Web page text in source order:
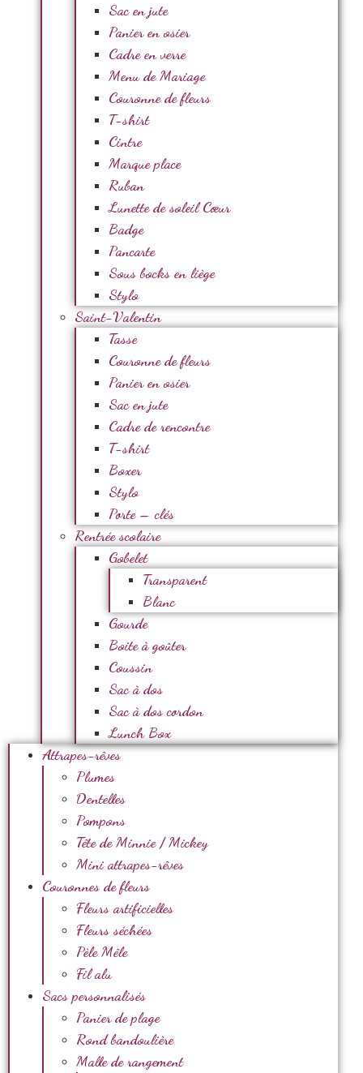
Sac en jute
Panier en osier
Cadre en verre
Menu de Mariage
Couronne de fleurs
T-shirt
Cintre
Marque place
Ruban
Lunette de soleil Cœur
Badge
Pancarte
Sous bocks en liège
Stylo
Saint-Valentin
Tasse
Couronne de fleurs
Panier en osier
Sac en jute
Cadre de rencontre
T-shirt
Boxer
Stylo
Porte – clés
Rentrée scolaire
Gobelet
Transparent
Blanc
Gourde
Boite à goûter
Coussin
Sac à dos
Sac à dos cordon
Lunch Box
Attrapes-rêves
Plumes
Dentelles
Pompons
Tête de Minnie / Mickey
Mini attrapes-rêves
Couronnes de fleurs
Fleurs artificielles
Fleurs séchées
Pèle Mêle
Fil alu
Sacs personnalisés
Panier de plage
Rond bandoulière
Malle de rangement